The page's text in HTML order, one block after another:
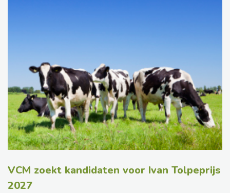
VCM zoekt kandidaten voor Ivan Tolpeprijs
2027